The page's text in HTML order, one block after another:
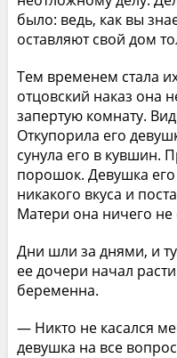
было: ведь, как вы
оставляют свой дом
Тем временем стала
отцовский наказ она
запертую комнату.
Откупорила его
сунула его в кувшин.
порошок. Девушка его
никакого вкуса и
Матери она ничего не
Дни шли за днями, и
ее дочери начал
беременна.
— Никто не касался
девушка на все